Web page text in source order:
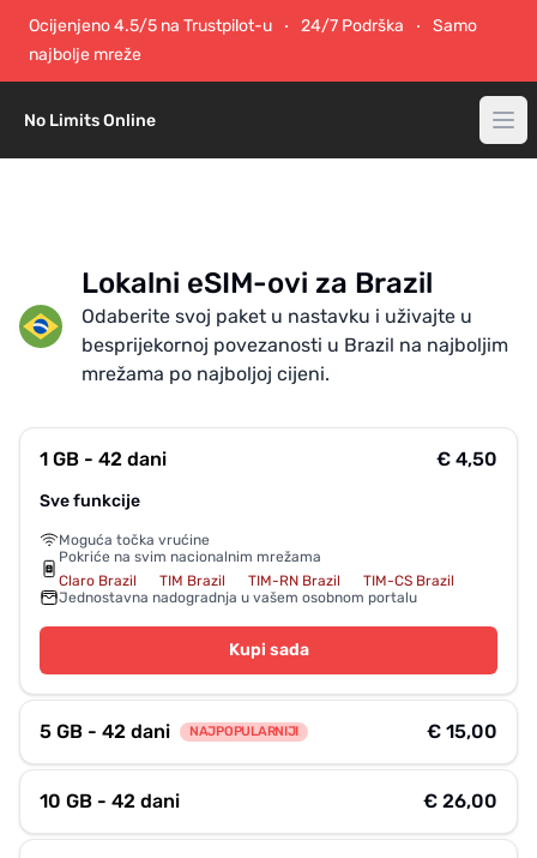
Ocijenjeno 4.5/5 na Trustpilot-u 24/7 Podrška
Samo
najbolje mreže
No Limits Online
Lokalni eSIM-ovi za Brazil
Odaberite svoj paket u nastavku i uživajte u
besprijekornoj povezanosti u Brazil na najboljim
mrežama po najboljoj cijeni.
1 GB - 42 dani € 4,50
Sve funkcije
Moguća točka vrućine
Pokriće na svim nacionalnim mrežama
Claro Brazil
TIM Brazil TIM-RN Brazil
TIM-CS Brazil
Jednostavna nadogradnja u vašem osobnom portalu
Kupi sada
5 GB - 42 dani NAJPOPULARNIJI € 15,00
10 GB - 42 dani € 26,00